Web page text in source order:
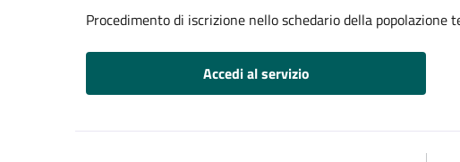
Procedimento di iscrizione nello schedario della
Accedi al servizio